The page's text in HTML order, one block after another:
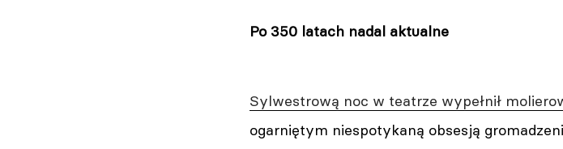
Po 350 latach nadal aktualne
Sylwestrową noc w teatrze wypełnił
ogarniętym niespotykaną obsesją